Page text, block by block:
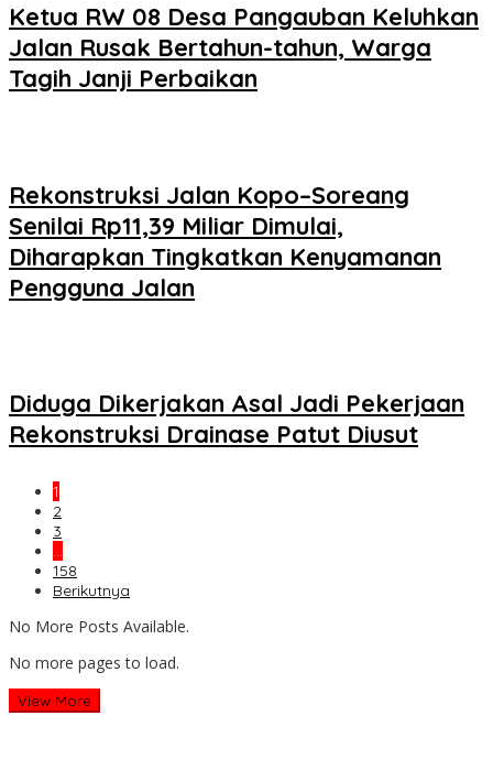
Ketua RW 08 Desa Pangauban Keluhkan
Jalan Rusak Bertahun-tahun, Warga
Tagih Janji Perbaikan
Rekonstruksi Jalan Kopo–Soreang
Senilai Rp11,39 Miliar Dimulai,
Diharapkan Tingkatkan Kenyamanan
Pengguna Jalan
Diduga Dikerjakan Asal Jadi Pekerjaan
Rekonstruksi Drainase Patut Diusut
1
2
3
…
158
Berikutnya
No More Posts Available.
No more pages to load.
View More